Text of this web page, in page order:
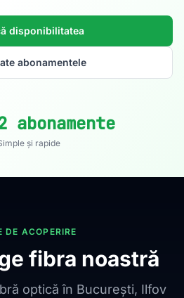
disponibilitatea
abonamentele
abonamente
și rapide
DE ACOPERIRE
fibra noastră
optică în București, Ilfov